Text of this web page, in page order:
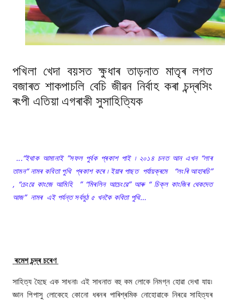
পখিলা খেদা বয়সত ক্ষুধাৰ তাড়নাত মাতৃৰ লগত
বজাৰত শাকপাচলি বেচি জীৱন নিৰ্বাহ কৰা চন্দ্ৰসিং
ৰংপী এতিয়া এগৰাকী সুসাহিত্যিক
...“ইথাক আমানাই ”সফল পুৰ্বক প্ৰকাশ পাই ৷ ২০১৪ চনত আন এখন “লাৰ
তামন“ নামৰ কবিতা পুথি প্ৰকাশ কৰে ৷ ইয়াৰ পাছত পৰ্যায়ক্ৰমে “লংৰি আহাৰচি”
, “চেংৱে কাংজে আমিহি ” “মিৰলিন আচেংৱে” আৰু “ চিক্ল কাংজিৰ থেকদেত
আজ” নামৰ এই পৰ্যন্ত সৰ্বমুঠ ৫ খনকৈ কবিতা পুথি...
ৰমেশ চন্দ্ৰ চৰেণ
সাহিত্য হৈছে এক সাধনা৷ এই সাধনাত বহু কম লোকে নিমগ্ন হোৱা দেখা যায়৷
জ্ঞান পিপাসু লোকেহে কোনো ধৰনৰ পাৰিশ্ৰমিক নোহোৱাকে নিৰৱে সাহিত্যৰ